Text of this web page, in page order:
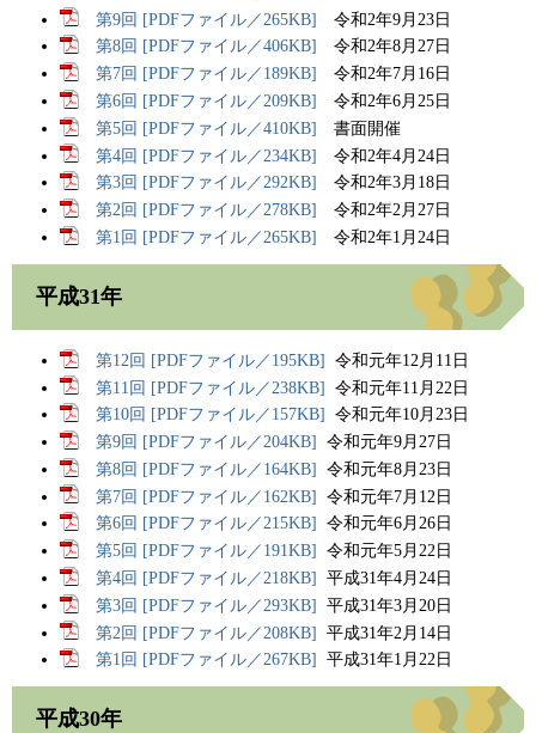
第9回 [PDFファイル／265KB] 令和2年9月23日
第8回 [PDFファイル／406KB]
令和2年8月27日
第7回 [PDFファイル／189KB]
令和2年7月16日
第6回 [PDFファイル／209KB]
令和2年6月25日
第5回 [PDFファイル／410KB]
書面開催
第4回 [PDFファイル／234KB] 令和2年4月24日
第3回 [PDFファイル／292KB]
令和2年3月18日
第2回 [PDFファイル／278KB]
令和2年2月27日
第1回 [PDFファイル／265KB]
令和2年1月24日
平成31年
第12回 [PDFファイル／195KB] 令和元年12月11日
第11回 [PDFファイル／238KB] 令和元年11月22日
第10回 [PDFファイル／157KB]
令和元年10月23日
第9回 [PDFファイル／204KB]
令和元年9月27日
第8回 [PDFファイル／164KB]
令和元年8月23日
第7回 [PDFファイル／162KB] 令和元年7月12日
第6回 [PDFファイル／215KB]
令和元年6月26日
第5回 [PDFファイル／191KB]
令和元年5月22日
第4回 [PDFファイル／218KB]
平成31年4月24日
第3回 [PDFファイル／293KB]
平成31年3月20日
第2回 [PDFファイル／208KB] 平成31年2月14日
第1回 [PDFファイル／267KB]
平成31年1月22日
平成30年